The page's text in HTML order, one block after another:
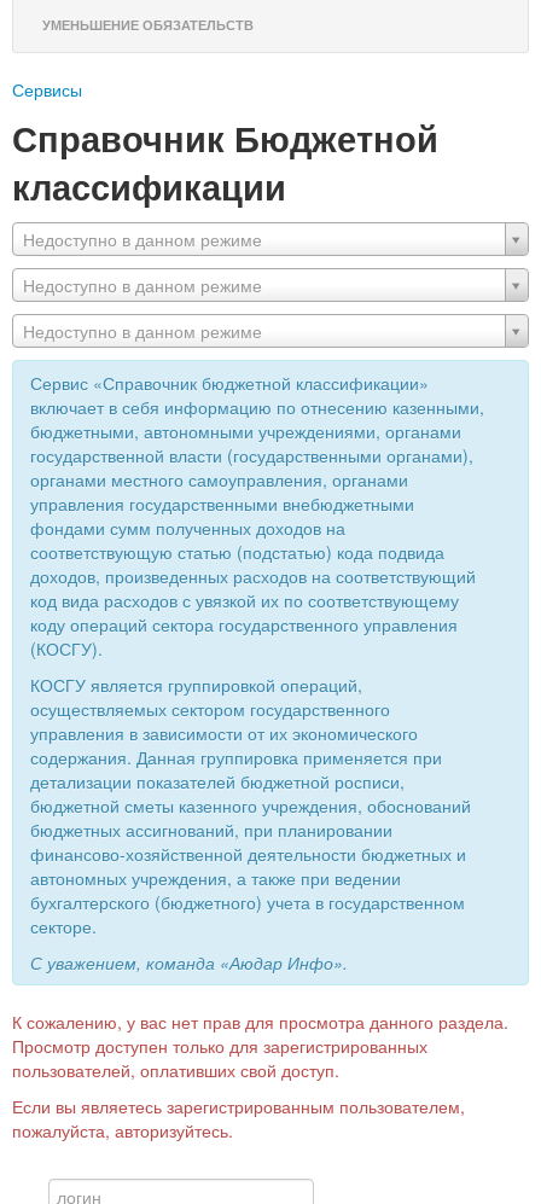
УМЕНЬШЕНИЕ ОБЯЗАТЕЛЬСТВ
Сервисы
Справочник Бюджетной
классификации
Недоступно в данном режиме
Недоступно в данном режиме
Недоступно в данном режиме
Сервис «Справочник бюджетной классификации»
включает в себя информацию по отнесению казенными,
бюджетными, автономными учреждениями, органами
государственной власти (государственными органами),
органами местного самоуправления, органами
управления государственными внебюджетными
фондами сумм полученных доходов на
соответствующую статью (подстатью) кода подвида
доходов, произведенных расходов на соответствующий
код вида расходов с увязкой их по соответствующему
коду операций сектора государственного управления
(КОСГУ).
КОСГУ является группировкой операций,
осуществляемых сектором государственного
управления в зависимости от их экономического
содержания. Данная группировка применяется при
детализации показателей бюджетной росписи,
бюджетной сметы казенного учреждения, обоснований
бюджетных ассигнований, при планировании
финансово-хозяйственной деятельности бюджетных и
автономных учреждения, а также при ведении
бухгалтерского (бюджетного) учета в государственном
секторе.
С уважением, команда «Аюдар Инфо».
К сожалению, у вас нет прав для просмотра данного раздела.
Просмотр доступен только для зарегистрированных
пользователей, оплативших свой доступ.
Если вы являетесь зарегистрированным пользователем,
пожалуйста, авторизуйтесь.